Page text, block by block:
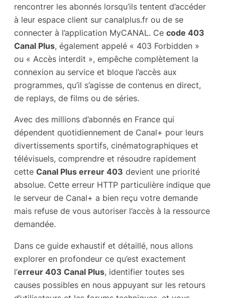
rencontrer les abonnés lorsqu’ils tentent d’accéder
à leur espace client sur canalplus.fr ou de se
connecter à l’application MyCANAL. Ce code 403
Canal Plus, également appelé « 403 Forbidden »
ou « Accès interdit », empêche complètement la
connexion au service et bloque l’accès aux
programmes, qu’il s’agisse de contenus en direct,
de replays, de films ou de séries.
Avec des millions d’abonnés en France qui
dépendent quotidiennement de Canal+ pour leurs
divertissements sportifs, cinématographiques et
télévisuels, comprendre et résoudre rapidement
cette Canal Plus erreur 403 devient une priorité
absolue. Cette erreur HTTP particulière indique que
le serveur de Canal+ a bien reçu votre demande
mais refuse de vous autoriser l’accès à la ressource
demandée.
Dans ce guide exhaustif et détaillé, nous allons
explorer en profondeur ce qu’est exactement
l’erreur 403 Canal Plus, identifier toutes ses
causes possibles en nous appuyant sur les retours